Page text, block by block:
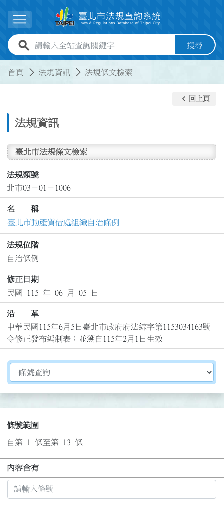
展開選單
全站查詢關鍵字欄位 搜尋
首頁 法規資訊 法規條文檢索
法規資訊
keyboard_arrow_left 回上頁
臺北市法規條文檢索
法規類號
北市03－01－1006
名 稱
臺北市動產質借處組織自治條例
法規位階
自治條例
修正日期
民國 115 年 06 月 05 日
沿 革
中華民國115年6月5日臺北市政府府法綜字第1153034163號
令修正發布編制表；並溯自115年2月1日生效
切換選擇法規資訊內容
條號範圍
自第 1 條至第 13 條
內容含有